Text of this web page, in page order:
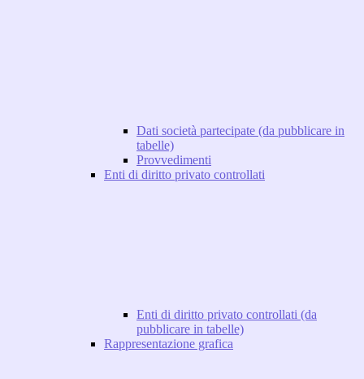
Dati società partecipate (da pubblicare in
tabelle)
Provvedimenti
Enti di diritto privato controllati
Enti di diritto privato controllati (da
pubblicare in tabelle)
Rappresentazione grafica